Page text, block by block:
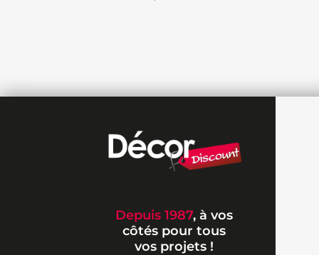
Depuis 1987, à vos
côtés pour tous
vos projets !